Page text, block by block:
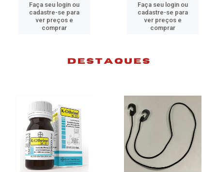
seu login ou
se para
ver preços e
Faça seu login ou
cadastre-se para
ver preços e